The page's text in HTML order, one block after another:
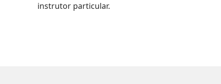
instrutor particular.